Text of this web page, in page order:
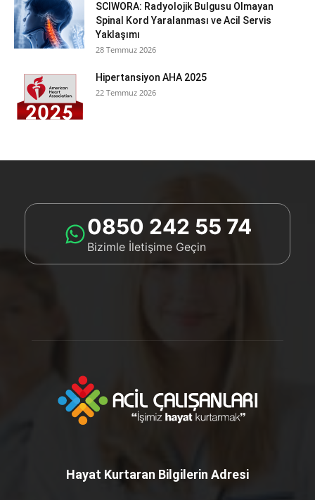
SCIWORA: Radyolojik Bulgusu Olmayan
Spinal Kord Yaralanması ve Acil Servis
Yaklaşımı
28 Temmuz 2026
Hipertansiyon AHA 2025
22 Temmuz 2026
0850 242 55 74
Bizimle İletişime Geçin
Hayat Kurtaran Bilgilerin Adresi